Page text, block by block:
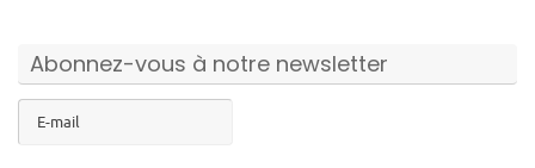
Abonnez-vous à notre newsletter